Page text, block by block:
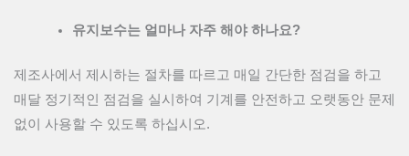
유지보수는 얼마나 자주 해야 하나요?
제조사에서 제시하는 절차를 따르고 매일 간단한 점검을 하고
매달 정기적인 점검을 실시하여 기계를 안전하고 오랫동안 문제
없이 사용할 수 있도록 하십시오.